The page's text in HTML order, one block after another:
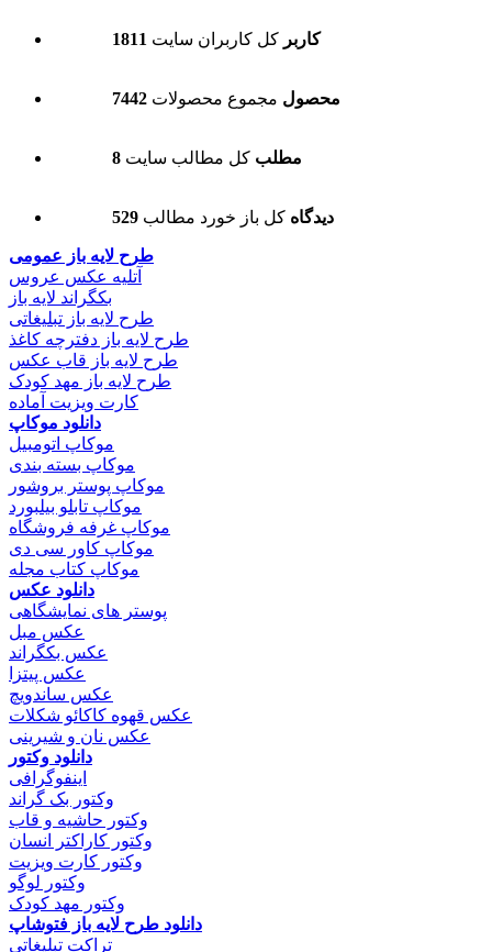
1811 کاربر کل کاربران سایت
7442 محصول مجموع محصولات
8 مطلب کل مطالب سایت
529 دیدگاه کل باز خورد مطالب
طرح لایه باز عمومی
آتلیه عکس عروس
بکگراند لایه باز
طرح لایه باز تبلیغاتی
طرح لایه باز دفترچه کاغذ
طرح لایه باز قاب عکس
طرح لایه باز مهد کودک
کارت ویزیت آماده
دانلود موکاپ
موکاپ اتومبیل
موکاپ بسته بندی
موکاپ پوستر بروشور
موکاپ تابلو بیلبورد
موکاپ غرفه فروشگاه
موکاپ کاور سی دی
موکاپ کتاب مجله
دانلود عکس
پوستر های نمایشگاهی
عکس مبل
عکس بکگراند
عکس پیتزا
عکس ساندویچ
عکس قهوه کاکائو شکلات
عکس نان و شیرینی
دانلود وکتور
اینفوگرافی
وکتور بک گراند
وکتور حاشیه و قاب
وکتور کاراکتر انسان
وکتور کارت ویزیت
وکتور لوگو
وکتور مهد کودک
دانلود طرح لایه باز فتوشاپ
تراکت تبلیغاتی